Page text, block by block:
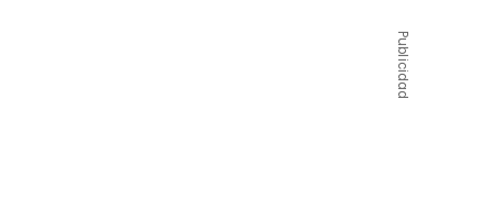
Publicidad